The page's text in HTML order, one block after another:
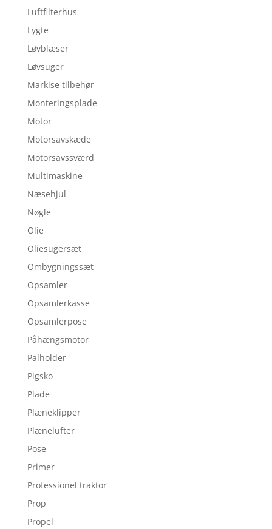
Luftfilterhus
Lygte
Løvblæser
Løvsuger
Markise tilbehør
Monteringsplade
Motor
Motorsavskæde
Motorsavssværd
Multimaskine
Næsehjul
Nøgle
Olie
Oliesugersæt
Ombygningssæt
Opsamler
Opsamlerkasse
Opsamlerpose
Påhængsmotor
Palholder
Pigsko
Plade
Plæneklipper
Plænelufter
Pose
Primer
Professionel traktor
Prop
Propel